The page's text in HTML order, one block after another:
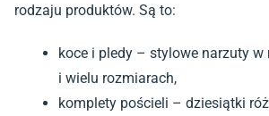
rodzaju produktów. Są to:
koce i pledy – stylowe narzuty w
i wielu rozmiarach,
komplety pościeli – dziesiątki